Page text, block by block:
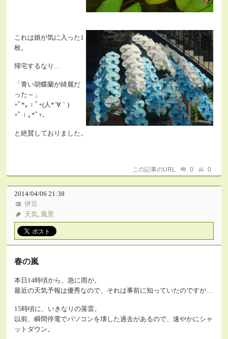
これは娘が気に入った1
枚。
帰宅するなり…
「青い胡蝶蘭が綺麗だ
った～」
+ﾟ*｡：ﾟ+(人*´∀｀)
+ﾟ：｡*ﾟ+．
と絶賛しておりました。
この記事のURL 0 0
2014/04/06 21:38
伊豆
天気, 風景
春の嵐
本日14時頃から、急に雨が。
最近の天気予報は優秀なので、それは事前に知っていたのですが…
15時頃に、いきなりの落雷。
以前、瞬間停電でパソコンを壊した過去があるので、速やかにシャ
ットダウン。